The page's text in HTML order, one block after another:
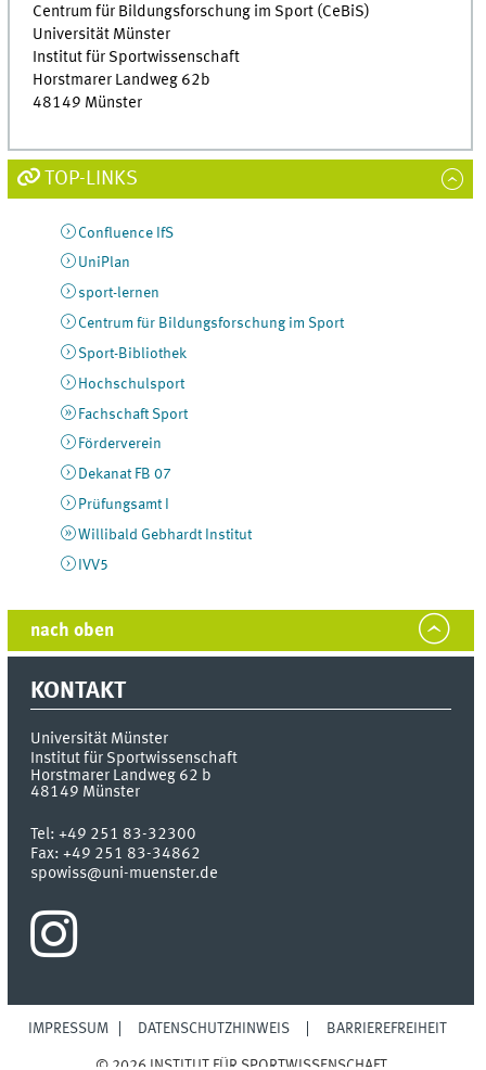
Centrum für Bildungsforschung im Sport (CeBiS)
Universität Münster
Institut für Sportwissenschaft
Horstmarer Landweg 62b
48149 Münster
TOP-LINKS
Confluence IfS
UniPlan
sport-lernen
Centrum für Bildungsforschung im Sport
Sport-Bibliothek
Hochschulsport
Fachschaft Sport
Förderverein
Dekanat FB 07
Prüfungsamt I
Willibald Gebhardt Institut
IVV5
nach oben
KONTAKT
Universität Münster
Institut für Sportwissenschaft
Horstmarer Landweg 62 b
48149 Münster
Tel:+49 251 83-32300
Fax:+49 251 83-34862
spowiss@uni-muenster.de
IMPRESSUM DATENSCHUTZHINWEIS BARRIEREFREIHEIT
© 2026 INSTITUT FÜR SPORTWISSENSCHAFT